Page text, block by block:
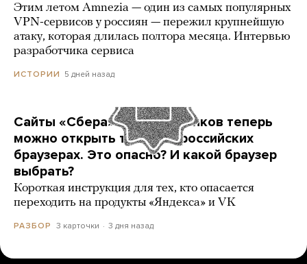
Этим летом Amnezia — один из самых популярных
VPN-сервисов у россиян — пережил крупнейшую
атаку, которая длилась полтора месяца. Интервью
разработчика сервиса
ИСТОРИИ 5 дней назад
Сайты «Сбера» и других банков теперь
можно открыть только в российских
браузерах. Это опасно? И какой браузер
выбрать?
Короткая инструкция для тех, кто опасается
переходить на продукты «Яндекса» и VK
РАЗБОР 3 карточки 3 дня назад